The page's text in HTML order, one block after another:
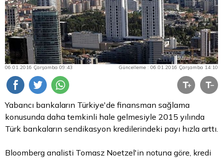
06.01.2016 Çarşamba 09:43 Güncelleme : 06.01.2016 Çarşamba 14:10
Yabancı bankaların Türkiye'de finansman sağlama
konusunda daha temkinli hale gelmesiyle 2015 yılında
Türk bankaların sendikasyon kredilerindeki payı hızla arttı.
Bloomberg analisti Tomasz Noetzel'in notuna göre, kredi